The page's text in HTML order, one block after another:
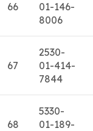
66
01-146-
8006
67
2530-
01-414-
7844
68
5330-
01-189-